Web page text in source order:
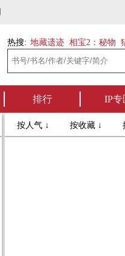
热搜: 地藏遗迹 相宝2：秘物
排行 IP专
按人气 ↓ 按收藏 ↓